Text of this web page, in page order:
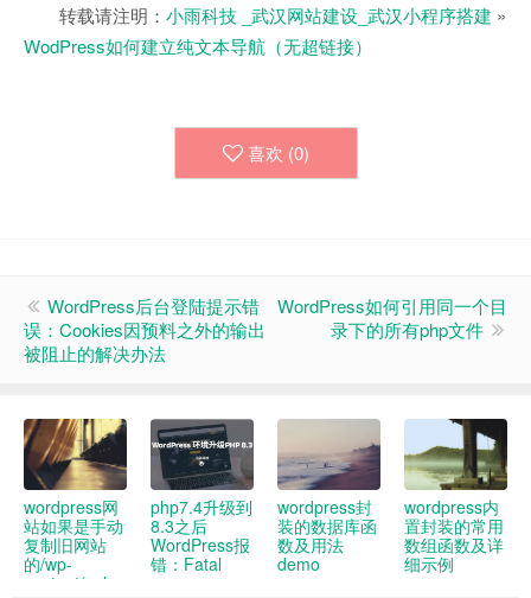
转载请注明： 小雨科技 _武汉网站建设_武汉小程序搭建 »
WodPress如何建立纯文本导航（无超链接）
喜欢 (0)
WordPress后台登陆提示错
误：Cookies因预料之外的输出
被阻止的解决办法
WordPress如何引用同一个目
录下的所有php文件
wordpress网
站如果是手动
复制旧网站
的/wp-
content/uploads
php7.4升级到
8.3之后
WordPress报
错：Fatal
wordpress封
装的数据库函
数及用法
demo
wordpress内
置封装的常用
数组函数及详
细示例